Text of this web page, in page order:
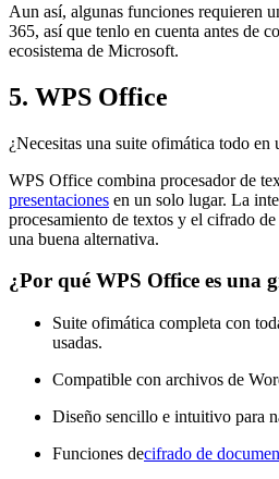
Aun así, algunas funciones requieren
365, así que tenlo en cuenta antes de
ecosistema de Microsoft.
5. WPS Office
¿Necesitas una suite ofimática todo en
WPS Office combina procesador de
presentaciones en un solo lugar. La
procesamiento de textos y el cifrado
una buena alternativa.
¿Por qué WPS Office es una
Suite ofimática completa con
usadas.
Compatible con archivos de
Diseño sencillo e intuitivo para
Funciones decifrado de